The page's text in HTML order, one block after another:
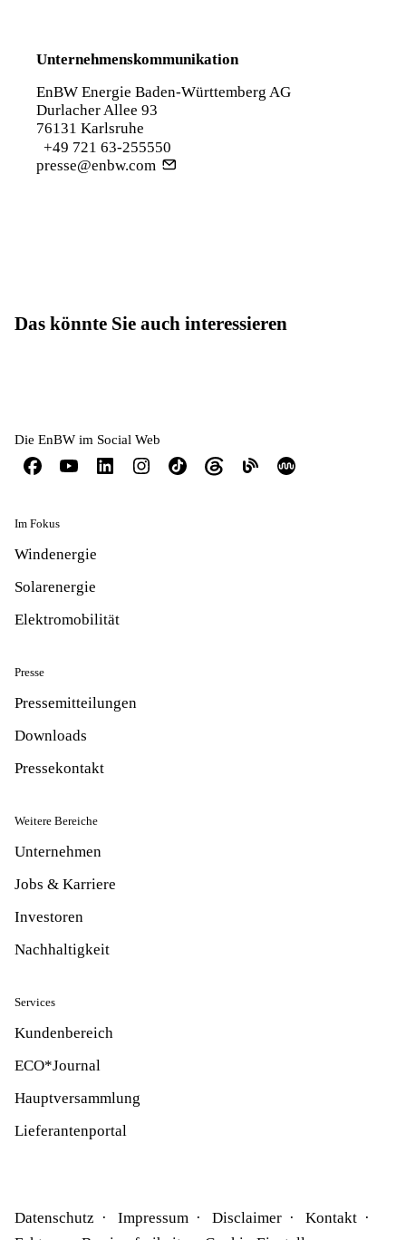
Unternehmenskommunikation
EnBW Energie Baden-Württemberg AG
Durlacher Allee 93
76131 Karlsruhe
+49 721 63-255550
presse@enbw.com
Das könnte Sie auch interessieren
Die EnBW im Social Web
Im Fokus
Windenergie
Solarenergie
Elektromobilität
Presse
Pressemitteilungen
Downloads
Pressekontakt
Weitere Bereiche
Unternehmen
Jobs & Karriere
Investoren
Nachhaltigkeit
Services
Kundenbereich
ECO*Journal
Hauptversammlung
Lieferantenportal
Datenschutz Impressum Disclaimer
Kontakt